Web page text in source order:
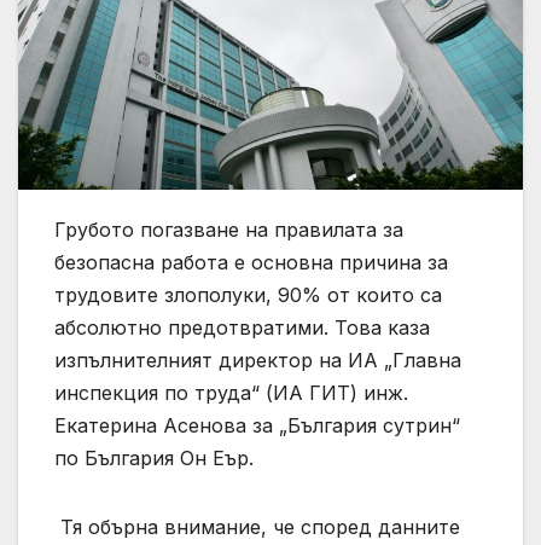
Грубото погазване на правилата за
безопасна работа е основна причина за
трудовите злополуки, 90% от които са
абсолютно предотвратими. Това каза
изпълнителният директор на ИА „Главна
инспекция по труда“ (ИА ГИТ) инж.
Екатерина Асенова за „България сутрин“
по България Он Еър.
Тя обърна внимание, че според данните